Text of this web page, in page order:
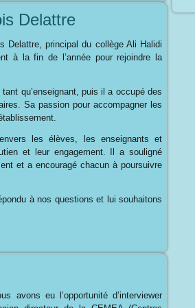
Delattre
Delattre, principal du collège Ali Halidi
à la fin de l’année pour rejoindre la
qu’enseignant, puis il a occupé des
Sa passion pour accompagner les
les élèves, les enseignants et
et leur engagement. Il a souligné
et a encouragé chacun à poursuivre
à nos questions et lui souhaitons
avons eu l’opportunité d’interviewer